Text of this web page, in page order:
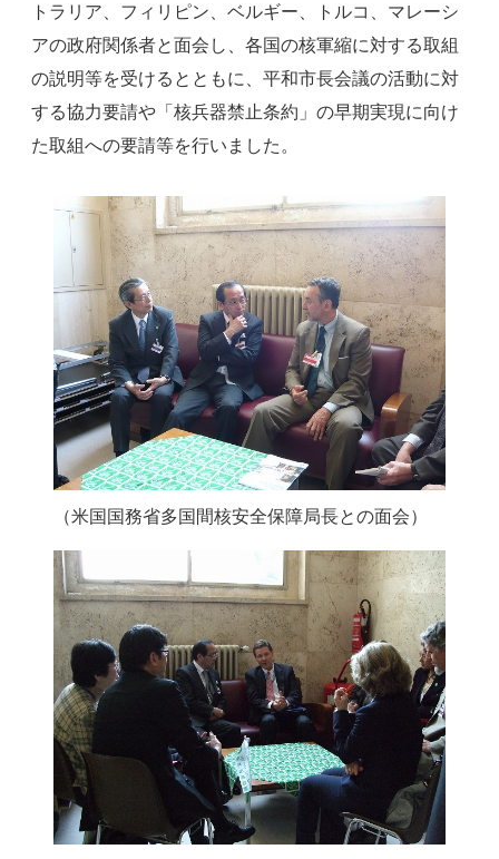
トラリア、フィリピン、ベルギー、トルコ、マレーシ
アの政府関係者と面会し、各国の核軍縮に対する取組
の説明等を受けるとともに、平和市長会議の活動に対
する協力要請や「核兵器禁止条約」の早期実現に向け
た取組への要請等を行いました。
（米国国務省多国間核安全保障局長との面会）